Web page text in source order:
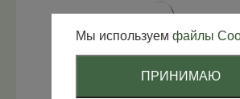
Мы используем файлы
ПРИНИМАЮ